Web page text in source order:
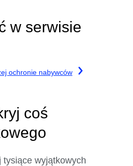
w serwisie
ochronie nabywców
coś
tysiące wyjątkowych